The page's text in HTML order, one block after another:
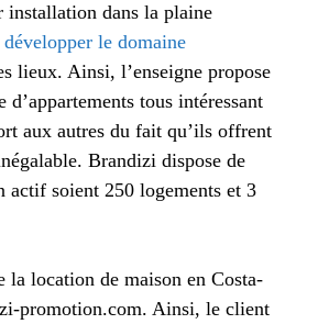
installation dans la plaine
développer le domaine
lieux. Ainsi, l’enseigne propose
d’appartements tous intéressant
aux autres du fait qu’ils offrent
Brandizi dispose de
actif soient 250 logements et 3
la location de maison en Costa-
promotion.com. Ainsi, le client